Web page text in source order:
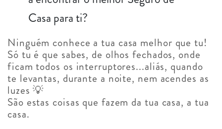
Casa para ti?
Ninguém conhece a tua casa melhor que tu!
Só tu é que sabes, de olhos fechados, onde
ficam todos os interruptores...aliás, quando
te levantas, durante a noite, nem acendes as
luzes 💡
São estas coisas que fazem da tua casa, a tua
casa.